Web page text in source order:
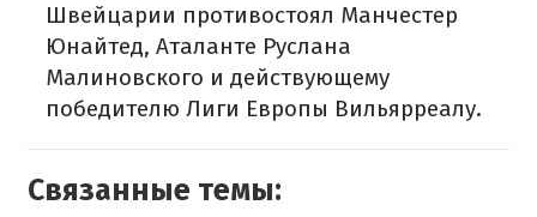
Швейцарии противостоял Манчестер
Юнайтед, Аталанте Руслана
Малиновского и действующему
победителю Лиги Европы Вильярреалу.
Связанные темы: